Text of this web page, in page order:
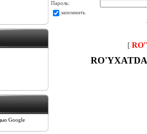
Google
Пароль:
запомнить
[